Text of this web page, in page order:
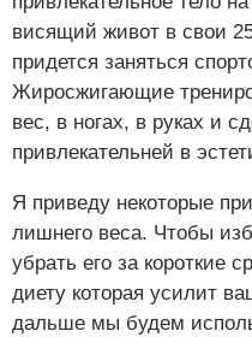
висящий живот в свои
придется заняться
Жиросжигающие
вес, в ногах, в руках и
привлекательней в
Я приведу некоторые
лишнего веса. Чтобы
убрать его за короткие
диету которая усилит
дальше мы будем